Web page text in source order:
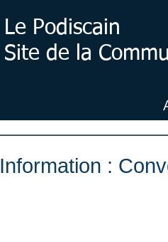
Le Podiscain
Site de la
Information :